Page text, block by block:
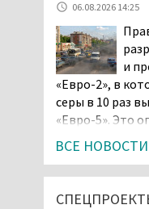
06.08.2026 14:25
и
«Евро-2», в
серы в 10 раз
«Евро-5». Это
повышает
06.08.2026 13:53
В
ВСЕ НОВОСТИ